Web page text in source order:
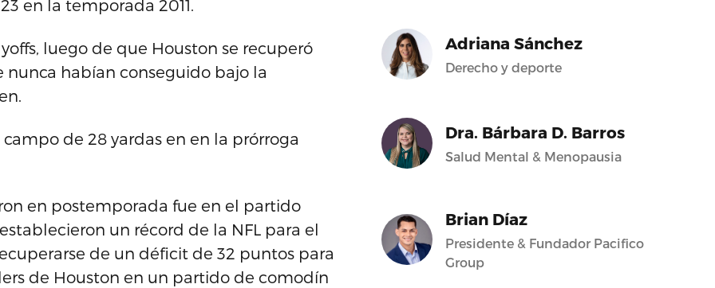
en la temporada 2011.
luego de que Houston se recuperó
nunca habían conseguido bajo la
de 28 yardas en en la prórroga
en postemporada fue en el partido
un récord de la NFL para el
de un déficit de 32 puntos para
de Houston en un partido de comodín
Adriana Sánchez
Derecho y deporte
Dra. Bárbara D. Barros
Salud Mental & Menopausia
Brian Díaz
Presidente & Fundador Pacifico
Group